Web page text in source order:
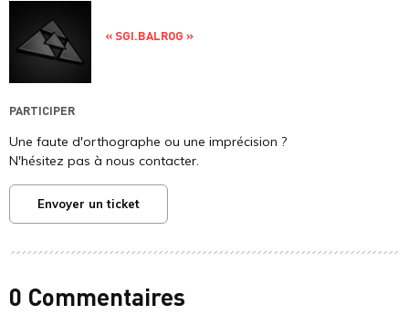
« SGI.BALROG »
PARTICIPER
Une faute d'orthographe ou une imprécision ?
N'hésitez pas à nous contacter.
Envoyer un ticket
0 Commentaires